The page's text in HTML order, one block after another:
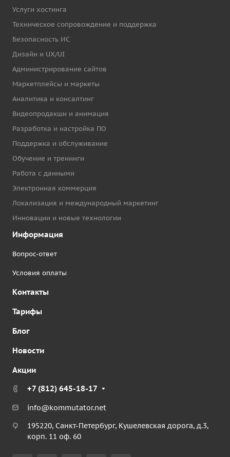
Услуги хостинга
Техническое сопровождение и поддержка
Безопасность ИС
Дизайн и UX/UI
Администрирование сайтов
Маркетплейсы и маркеты
Аналитика и консалтинг
Видеопродакшн и анимация
Разработка и настройка ПО
Поддержка и обслуживание
Обучение и тренинги
Работа с данными
Электронная коммерция
Локализация и международный маркетинг
Инновации и новые технологии
Информация
Вопрос-ответ
Условия оплаты
Контакты
Тарифы
Блог
Новости
Акции
+7 (812) 645-18-17
info@kommutator.net
195220, Санкт-Петербург, Кушелевская дорога, д.3,
корп. 11 оф. 60